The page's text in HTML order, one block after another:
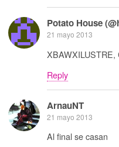
Potato House
21 mayo 2013
XBAWXILUSTRE,
Reply
ArnauNT
21 mayo 2013
Al final se casan